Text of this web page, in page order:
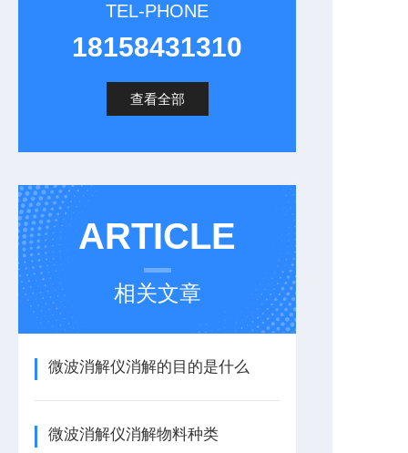
TEL-PHONE
18158431310
查看全部
ARTICLE
相关文章
微波消解仪消解的目的是什么
微波消解仪消解物料种类